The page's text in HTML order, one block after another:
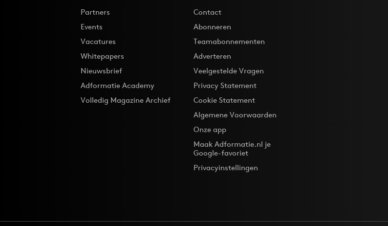
Partners
Events
Vacatures
Whitepapers
Nieuwsbrief
Adformatie Academy
Volledig Magazine Archief
Contact
Abonneren
Teamabonnementen
Adverteren
Veelgestelde Vragen
Privacy Statement
Cookie Statement
Algemene Voorwaarden
Onze app
Maak Adformatie.nl je
Google-favoriet
Privacyinstellingen